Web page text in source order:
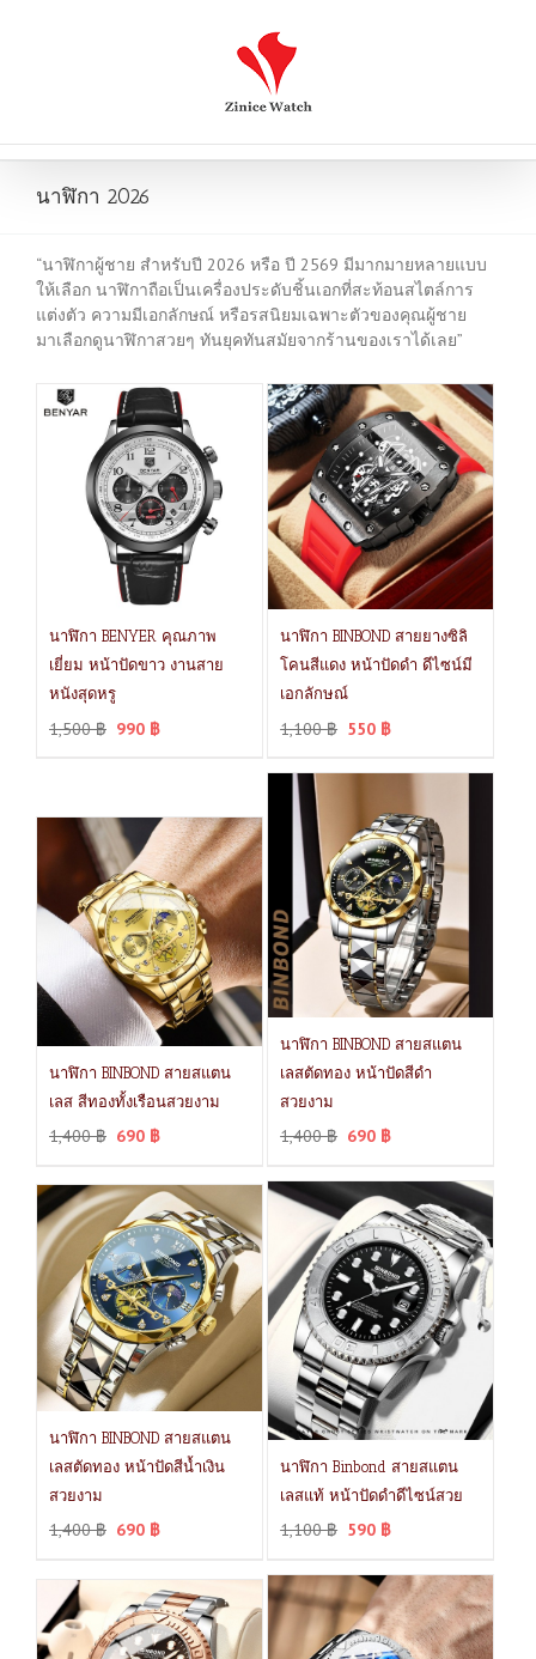
นาฬิกา 2026
“นาฬิกาผู้ชาย สำหรับปี 2026 หรือ ปี 2569 มีมากมายหลายแบบ
ให้เลือก นาฬิกาถือเป็นเครื่องประดับชิ้นเอกที่สะท้อนสไตล์การ
แต่งตัว ความมีเอกลักษณ์ หรือรสนิยมเฉพาะตัวของคุณผู้ชาย
มาเลือกดูนาฬิกาสวยๆ ทันยุคทันสมัยจากร้านของเราได้เลย”
นาฬิกา BENYER คุณภาพ
เยี่ยม หน้าปัดขาว งานสาย
หนังสุดหรู
1,500฿ 990 ฿
นาฬิกา BINBOND สายยางซิลิ
โคนสีแดง หน้าปัดดำ ดีไซน์มี
เอกลักษณ์
1,100฿ 550 ฿
นาฬิกา BINBOND สายสแตน
เลส สีทองทั้งเรือนสวยงาม
1,400฿ 690 ฿
นาฬิกา BINBOND สายสแตน
เลสตัดทอง หน้าปัดสีดำ
สวยงาม
1,400฿ 690 ฿
นาฬิกา BINBOND สายสแตน
เลสตัดทอง หน้าปัดสีน้ำเงิน
สวยงาม
1,400฿ 690 ฿
นาฬิกา Binbond สายสแตน
เลสแท้ หน้าปัดดำดีไซน์สวย
1,100฿ 590 ฿